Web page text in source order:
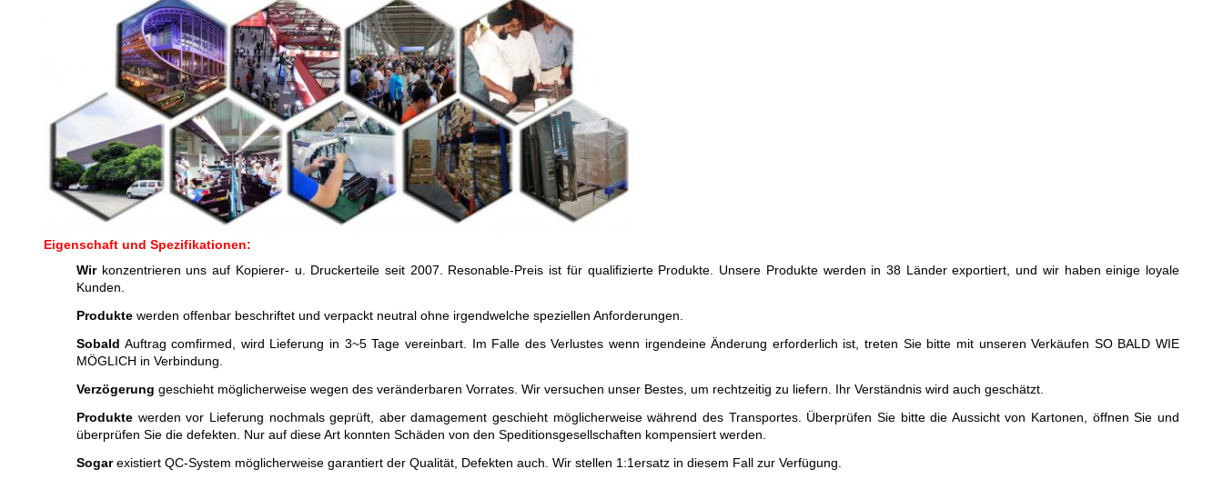
Eigenschaft und Spezifikationen:
Wirkonzentrieren uns auf Kopierer- u. Druckerteile seit 2007. Resonable-Preis ist für qualifizierte Produkte. Unsere Produkte werden in 38 Länder exportiert, und wir haben einige loyale
Kunden.
Produkte werden offenbar beschriftet und verpackt neutral ohne irgendwelche speziellen Anforderungen.
Sobald Auftrag comfirmed, wird Lieferung in 3~5 Tage vereinbart. Im Falle des Verlustes wenn irgendeine Änderung erforderlich ist, treten Sie bitte mit unseren Verkäufen SO BALD WIE
MÖGLICH in Verbindung.
Verzögerung geschieht möglicherweise wegen des veränderbaren Vorrates. Wir versuchen unser Bestes, um rechtzeitig zu liefern. Ihr Verständnis wird auch geschätzt.
Produkte werden vor Lieferung nochmals geprüft, aber damagement geschieht möglicherweise während des Transportes. Überprüfen Sie bitte die Aussicht von Kartonen, öffnen Sie und
überprüfen Sie die defekten. Nur auf diese Art konnten Schäden von den Speditionsgesellschaften kompensiert werden.
Sogarexistiert QC-System möglicherweise garantiert der Qualität, Defekten auch. Wir stellen 1:1ersatz in diesem Fall zur Verfügung.